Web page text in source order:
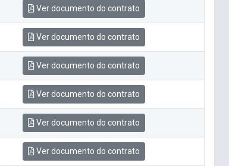
Ver documento do contrato
Ver documento do contrato
Ver documento do contrato
Ver documento do contrato
Ver documento do contrato
Ver documento do contrato